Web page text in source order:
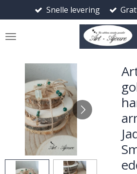
direct
naar
Snelle levering